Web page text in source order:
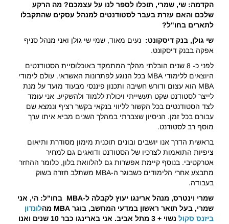
הקדמה: שי, שמרי, תוכלו לספר לנו על עצמכם? מה הרקע
שלכם והאם עזרת בעבר לסטודנטים למנהל עסקים שהתקבלו
לתארים בחו"ל?
שי גולן, בנק דיסקונט: נעים מאוד, שמי שי גולן ואני מנהל סניף
אפקה בבנק דיסקונט.
לפני כ- 8 שנים הובלתי מהלך המתמקד באוכלוסיית הסטודנטים
היוצאים ללימודי MBA בכל הנוגע לפתרונות האשראי. עולם לימודי
MBA הוא עצום ודורש חשיבה ותכנון פיננסי מבעוד מועד על מנת
לייצר לסטודנט שקט תעשייתי ויכולת ללמוד ולהשקיע. אני עומד
לצד הסטודנטים בכל הקשור לליווי בנקאי בקשר רציף ונמצא שם
עבורם בכל זמן. הניסיון שצברתי במהלך השנים מביא איתו ערך
מוסף רב לסטודנט.
בראשית הדרך אנו יושבים ובונים תוכנית מימון מסודרת ותיאום
ציפיות התואמות לצרכיו של הסטודנט ודואגים גם למחיר
אטרקטיבי. בנוסף קיימת אפשרות גם להלוואת בלון, כלומר ההחזר
מתבצע אחרי הלימודים כשבוגר ה-MBA משתלב חזרה בשוק
בעבודה.
שמרי וינטרס, מנהל ארינגו יעוץ לקבלה ל-MBA בחו"ל: הי, אני
שמרי, בעל תואר ראשון במדעי המחשב, בוגר MBA מהלונדון
ביזנס סקול
נשוי + 3 מתל אביב. אני בארינגו כבר 10 שנים ואנו